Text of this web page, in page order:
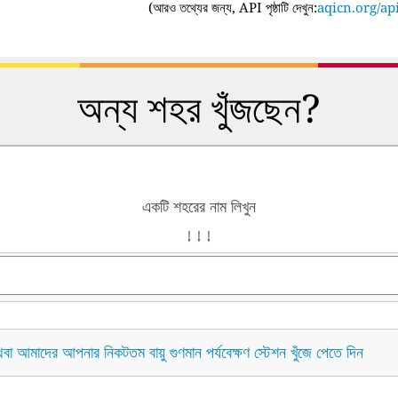
(আরও তথ্যের জন্য, API পৃষ্ঠাটি দেখুন:aqicn.org/
অন্য শহর খুঁজছেন?
একটি শহরের নাম লিখুন
↓ ↓ ↓
আমাদের আপনার নিকটতম বায়ু গুণমান পর্যবেক্ষণ স্টেশন খুঁজে পেতে দিন